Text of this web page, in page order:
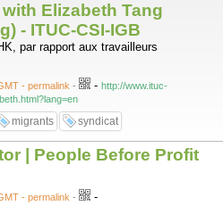
Elizabeth Tang
- ITUC-CSI-IGB
par rapport aux travailleurs
- permalink - - http://www.ituc-
migrants syndicat
| People Before Profit
- permalink - -